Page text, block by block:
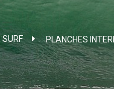
SURF > PLANCHES